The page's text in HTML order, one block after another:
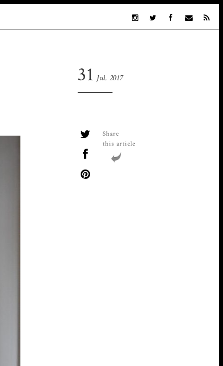
31 Jul. 2017
Share
this article